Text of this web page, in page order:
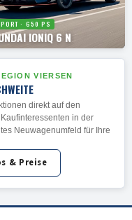
· 650 PS
IONIQ 6 N
VIERSEN
direkt auf den
in der
Neuwagenumfeld für Ihre
& Preise